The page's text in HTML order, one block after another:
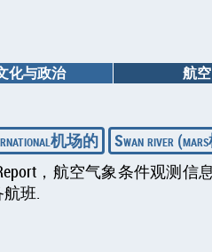
化与政治 航空
机场的 Swan river
，航空气象条件观测信
班.